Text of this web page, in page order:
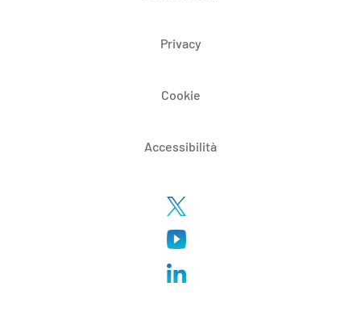
Privacy
Cookie
Accessibilità